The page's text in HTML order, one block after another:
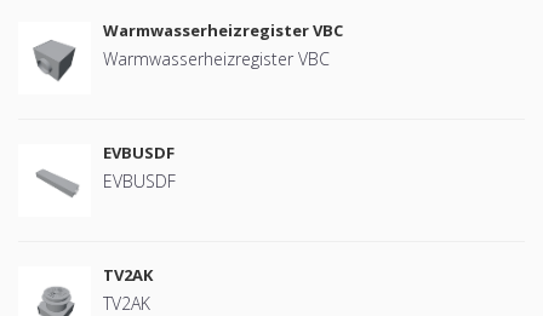
Warmwasserheizregister VBC
Warmwasserheizregister VBC
EVBUSDF
EVBUSDF
TV2AK
TV2AK